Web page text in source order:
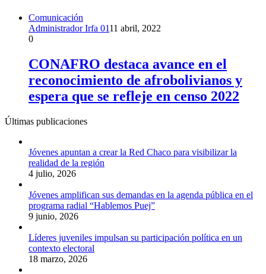
Comunicación
Administrador Irfa 0111 abril, 2022
0
CONAFRO destaca avance en el
reconocimiento de afrobolivianos y
espera que se refleje en censo 2022
Últimas publicaciones
Jóvenes apuntan a crear la Red Chaco para visibilizar la
realidad de la región
4 julio, 2026
Jóvenes amplifican sus demandas en la agenda pública en el
programa radial “Hablemos Puej”
9 junio, 2026
Líderes juveniles impulsan su participación política en un
contexto electoral
18 marzo, 2026